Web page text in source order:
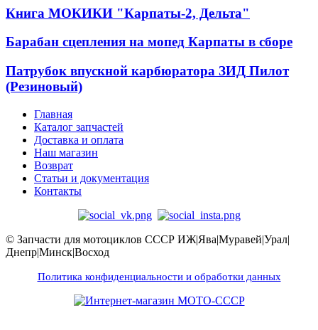
Книга МОКИКИ "Карпаты-2, Дельта"
Барабан сцепления на мопед Карпаты в сборе
Патрубок впускной карбюратора ЗИД Пилот
(Резиновый)
Главная
Каталог запчастей
Доставка и оплата
Наш магазин
Возврат
Статьи и документация
Контакты
© Запчасти для мотоциклов СССР ИЖ|Ява|Муравей|Урал|
Днепр|Минск|Восход
Политика конфиденциальности и обработки данных